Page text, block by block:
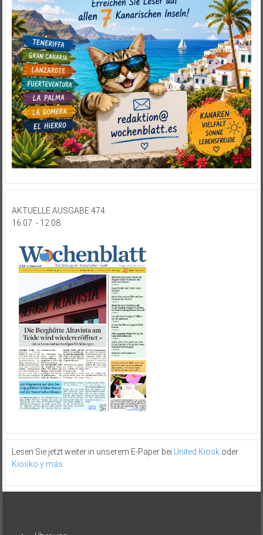
AKTUELLE AUSGABE 474
16.07. - 12.08.
Lesen Sie jetzt weiter in unserem E-Paper bei United Kioskoder
Kiosko y más.